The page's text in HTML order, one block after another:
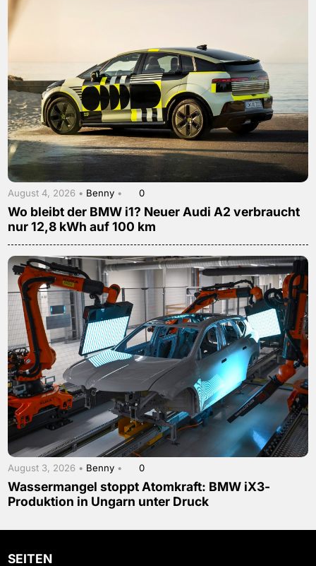
August 4, 2026 • Benny • 0
Wo bleibt der BMW i1? Neuer Audi A2 verbraucht
nur 12,8 kWh auf 100 km
August 3, 2026 • Benny • 0
Wassermangel stoppt Atomkraft: BMW iX3-
Produktion in Ungarn unter Druck
SEITEN